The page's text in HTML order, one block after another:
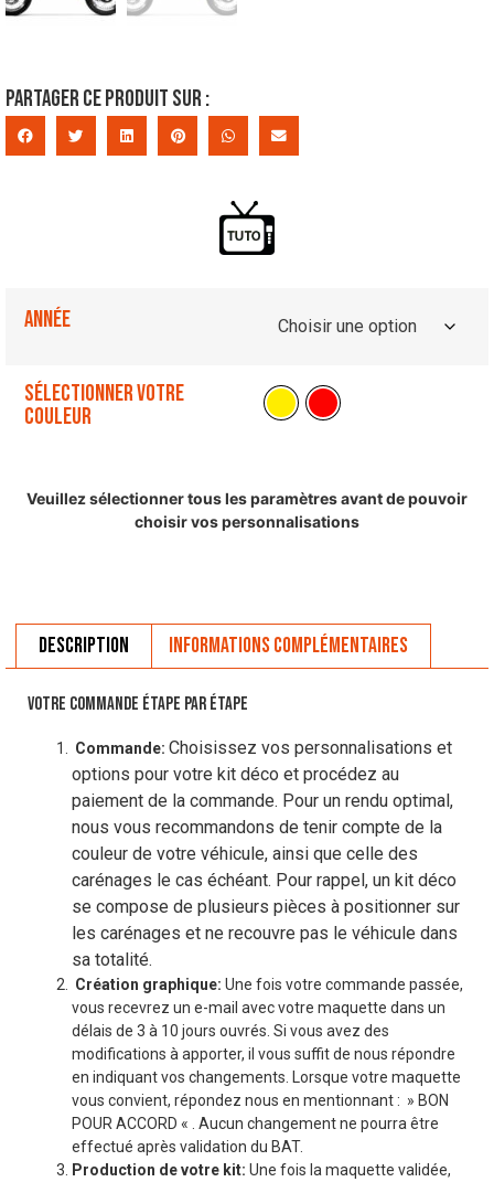
Partager ce produit sur :
Année
Sélectionner votre
couleur
Veuillez sélectionner tous les paramètres avant de pouvoir
choisir vos personnalisations
Description Informations complémentaires
VOTRE COMMANDE ÉTAPE PAR ÉTAPE
Commande: Choisissez vos personnalisations et
options pour votre kit déco et procédez au
paiement de la commande. Pour un rendu optimal,
nous vous recommandons de tenir compte de la
couleur de votre véhicule, ainsi que celle des
carénages le cas échéant. Pour rappel, un kit déco
se compose de plusieurs pièces à positionner sur
les carénages et ne recouvre pas le véhicule dans
sa totalité.
Création graphique: Une fois votre commande passée,
vous recevrez un e-mail avec votre maquette dans un
délais de 3 à 10 jours ouvrés. Si vous avez des
modifications à apporter, il vous suffit de nous répondre
en indiquant vos changements. Lorsque votre maquette
vous convient, répondez nous en mentionnant : » BON
POUR ACCORD « . Aucun changement ne pourra être
effectué après validation du BAT.
Production de votre kit: Une fois la maquette validée,